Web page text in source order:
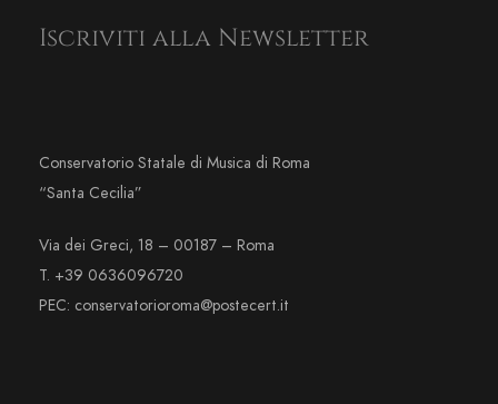
Iscriviti alla Newsletter
Conservatorio Statale di Musica di Roma
“Santa Cecilia”
Via dei Greci, 18 – 00187 – Roma
T. +39 0636096720
PEC: conservatorioroma@postecert.it